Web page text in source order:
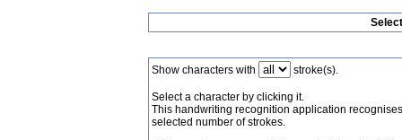
Show characters with stroke(s).
Select a character by clicking it.
This handwriting recognition application
selected number of strokes.